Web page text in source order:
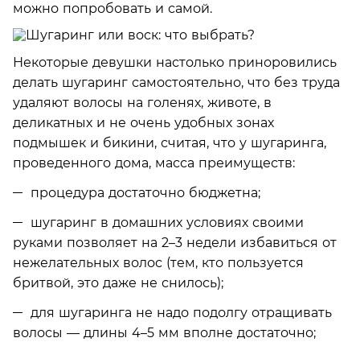
можно попробовать и самой.
Некоторые девушки настолько приноровились
делать шугаринг самостоятельно, что без труда
удаляют волосы на голенях, животе, в
деликатных и не очень удобных зонах
подмышек и бикини, считая, что у шугаринга,
проведенного дома, масса преимуществ:
процедура достаточно бюджетна;
шугаринг в домашних условиях своими
руками позволяет на 2–3 недели избавиться от
нежелательных волос (тем, кто пользуется
бритвой, это даже не снилось);
для шугаринга не надо подолгу отращивать
волосы — длины 4–5 мм вполне достаточно;